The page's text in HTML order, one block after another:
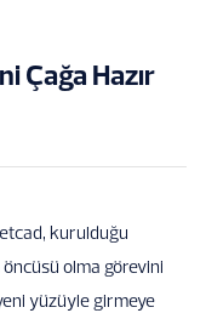
Çağa Hazır
kurulduğu
olma görevini
yüzüyle girmeye